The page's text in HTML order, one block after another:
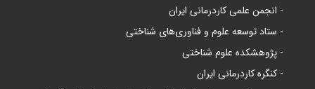
- انجمن علمی کاردرمانی ایران
- ستاد توسعه علوم و فناوری‌های شناختی
- پژوهشکده علوم شناختی
- کنگره کاردرمانی ایران